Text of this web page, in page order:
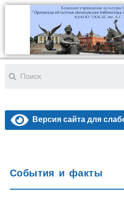
Версия сайта для
События и факты